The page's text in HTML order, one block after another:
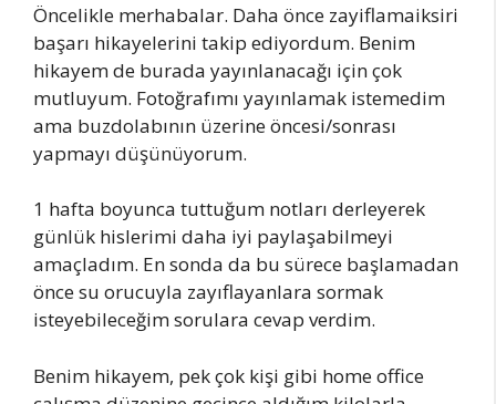
Öncelikle merhabalar. Daha önce zayiflamaiksiri
başarı hikayelerini takip ediyordum. Benim
hikayem de burada yayınlanacağı için çok
mutluyum. Fotoğrafımı yayınlamak istemedim
ama buzdolabının üzerine öncesi/sonrası
yapmayı düşünüyorum.
1 hafta boyunca tuttuğum notları derleyerek
günlük hislerimi daha iyi paylaşabilmeyi
amaçladım. En sonda da bu sürece başlamadan
önce su orucuyla zayıflayanlara sormak
isteyebileceğim sorulara cevap verdim.
Benim hikayem, pek çok kişi gibi home office